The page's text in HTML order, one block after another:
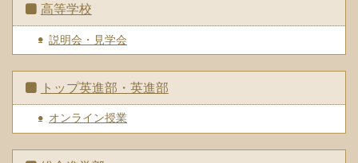
高等学校
説明会・見学会
トップ英進部・英進部
オンライン授業